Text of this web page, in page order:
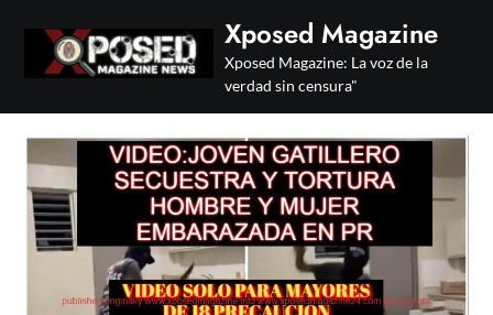
content
Xposed Magazine
Xposed Magazine: La voz de la
verdad sin censura"